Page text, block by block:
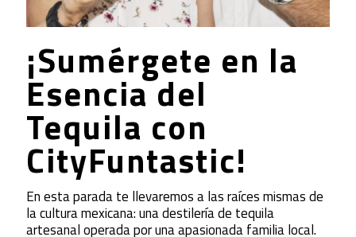
¡Sumérgete en la
Esencia del
Tequila con
CityFuntastic!
En esta parada te llevaremos a las raíces mismas de
la cultura mexicana: una destilería de tequila
artesanal operada por una apasionada familia local.